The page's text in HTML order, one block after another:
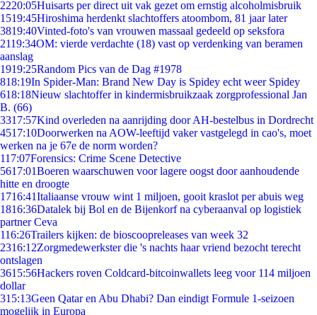
2220:05Huisarts per direct uit vak gezet om ernstig alcoholmisbruik
1519:45Hiroshima herdenkt slachtoffers atoombom, 81 jaar later
3819:40Vinted-foto's van vrouwen massaal gedeeld op seksfora
2119:34OM: vierde verdachte (18) vast op verdenking van beramen
aanslag
1919:25Random Pics van de Dag #1978
818:19In Spider-Man: Brand New Day is Spidey echt weer Spidey
618:18Nieuw slachtoffer in kindermisbruikzaak zorgprofessional Jan
B. (66)
3317:57Kind overleden na aanrijding door AH-bestelbus in Dordrecht
4517:10Doorwerken na AOW-leeftijd vaker vastgelegd in cao's, moet
werken na je 67e de norm worden?
117:07Forensics: Crime Scene Detective
5617:01Boeren waarschuwen voor lagere oogst door aanhoudende
hitte en droogte
1716:41Italiaanse vrouw wint 1 miljoen, gooit kraslot per abuis weg
1816:36Datalek bij Bol en de Bijenkorf na cyberaanval op logistiek
partner Ceva
116:26Trailers kijken: de bioscoopreleases van week 32
2316:12Zorgmedewerkster die 's nachts haar vriend bezocht terecht
ontslagen
3615:56Hackers roven Coldcard-bitcoinwallets leeg voor 114 miljoen
dollar
315:13Geen Qatar en Abu Dhabi? Dan eindigt Formule 1-seizoen
mogelijk in Europa